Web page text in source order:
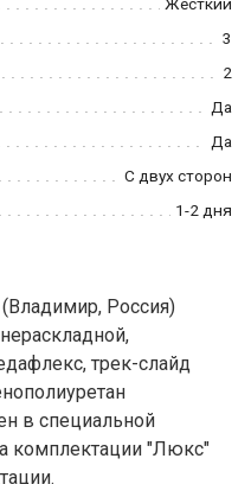
Жесткий
3
2
Да
Да
С двух сторон
1-2 дня
Россия)
трек-слайд
в специальной
комплектации "Люкс"